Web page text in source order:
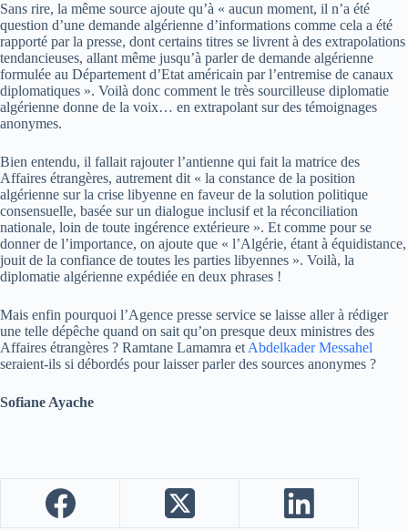
Sans rire, la même source ajoute qu’à « aucun moment, il n’a été
question d’une demande algérienne d’informations comme cela a été
rapporté par la presse, dont certains titres se livrent à des extrapolations
tendancieuses, allant même jusqu’à parler de demande algérienne
formulée au Département d’Etat américain par l’entremise de canaux
diplomatiques ». Voilà donc comment le très sourcilleuse diplomatie
algérienne donne de la voix… en extrapolant sur des témoignages
anonymes.
Bien entendu, il fallait rajouter l’antienne qui fait la matrice des
Affaires étrangères, autrement dit « la constance de la position
algérienne sur la crise libyenne en faveur de la solution politique
consensuelle, basée sur un dialogue inclusif et la réconciliation
nationale, loin de toute ingérence extérieure ». Et comme pour se
donner de l’importance, on ajoute que « l’Algérie, étant à équidistance,
jouit de la confiance de toutes les parties libyennes ». Voilà, la
diplomatie algérienne expédiée en deux phrases !
Mais enfin pourquoi l’Agence presse service se laisse aller à rédiger
une telle dépêche quand on sait qu’on presque deux ministres des
Affaires étrangères ? Ramtane Lamamra et Abdelkader Messahel
seraient-ils si débordés pour laisser parler des sources anonymes ?
Sofiane Ayache